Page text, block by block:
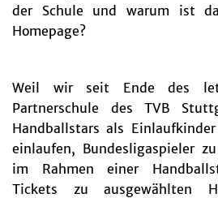
der Schule und warum ist
Homepage?
Weil wir seit Ende des
Partnerschule des TVB
Handballstars als
einlaufen, Bundesligaspieler
im Rahmen einer
Tickets zu ausgewählten